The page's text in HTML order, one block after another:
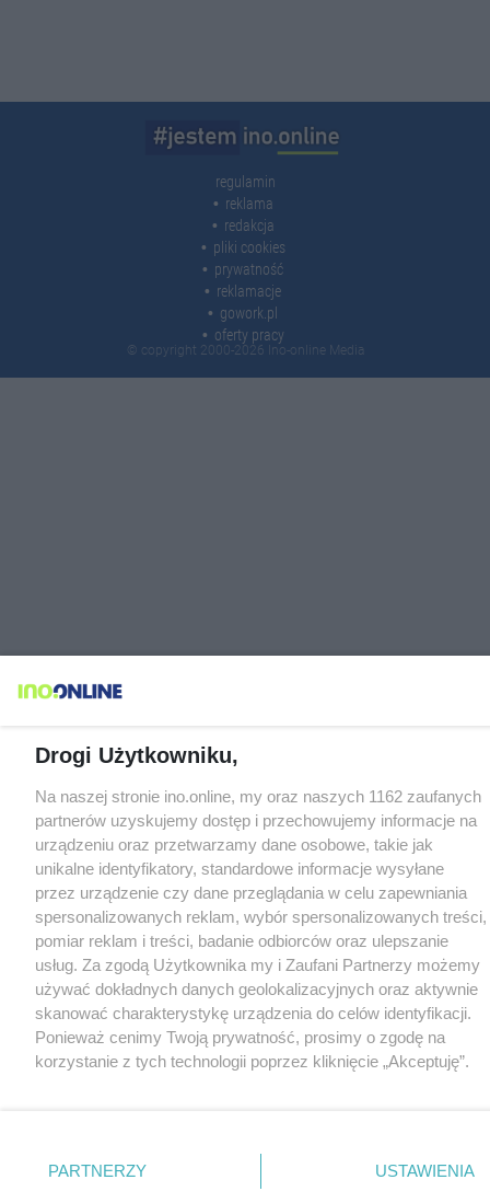
regulamin
reklama
redakcja
pliki cookies
prywatność
reklamacje
gowork.pl
oferty pracy
© copyright 2000-2026 Ino-online Media
Drogi Użytkowniku,
Na naszej stronie ino.online, my oraz naszych 1162 zaufanych
partnerów uzyskujemy dostęp i przechowujemy informacje na
urządzeniu oraz przetwarzamy dane osobowe, takie jak
unikalne identyfikatory, standardowe informacje wysyłane
przez urządzenie czy dane przeglądania w celu zapewniania
spersonalizowanych reklam, wybór spersonalizowanych treści,
pomiar reklam i treści, badanie odbiorców oraz ulepszanie
usług. Za zgodą Użytkownika my i Zaufani Partnerzy możemy
używać dokładnych danych geolokalizacyjnych oraz aktywnie
skanować charakterystykę urządzenia do celów identyfikacji.
Ponieważ cenimy Twoją prywatność, prosimy o zgodę na
korzystanie z tych technologii poprzez kliknięcie „Akceptuję”.
nie wymagają zgody użytkownika, ale masz prawo sprzeciwić
się takiemu przetwarzaniu. Preferencje będą miały
PARTNERZY USTAWIENIA